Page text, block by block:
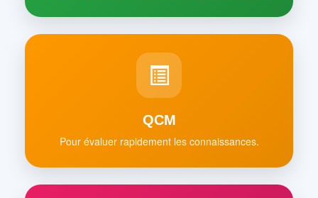
QCM
Pour évaluer rapidement les connaissances.